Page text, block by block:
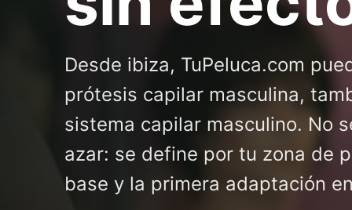
Desde ibiza, TuPeluca.com
prótesis capilar masculina,
sistema capilar masculino. No
azar: se define por tu zona de
base y la primera adaptación